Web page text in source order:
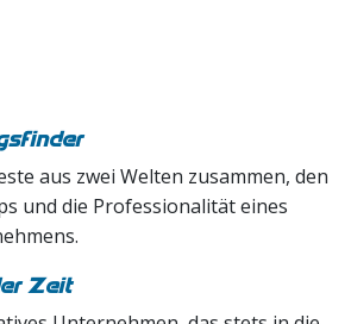
aus zwei Welten zusammen, den
und die Professionalität eines
Zeit